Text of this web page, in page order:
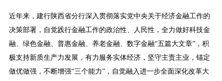
近年来，建行陕西省分行深入贯彻落实党中央关于经济金融工作的
决策部署，自觉践行金融工作的政治性、人民性，全力做好科技金
融、绿色金融、普惠金融、养老金融、数字金融“五篇大文章”，积
极支持新质生产力发展，有力服务实体经济，坚守主责主业，锚定
做优做强，不断增强“三个能力”，自觉融入进一步全面深化改革大